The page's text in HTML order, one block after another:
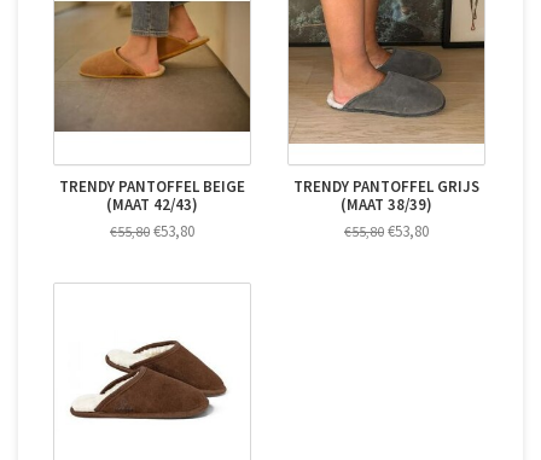
TRENDY PANTOFFEL BEIGE
(MAAT 42/43)
€55,80 €53,80
TRENDY PANTOFFEL GRIJS
(MAAT 38/39)
€55,80 €53,80